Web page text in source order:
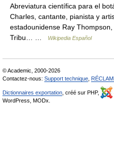
Abreviatura científica para el
Charles, cantante, pianista y
estadounidense Ray
Tribu… …
Wikipedia Español
© Academic, 2000-2026
Contactez-nous: Support technique
Dictionnaires exportation , créé sur PHP,
WordPress, MODx.